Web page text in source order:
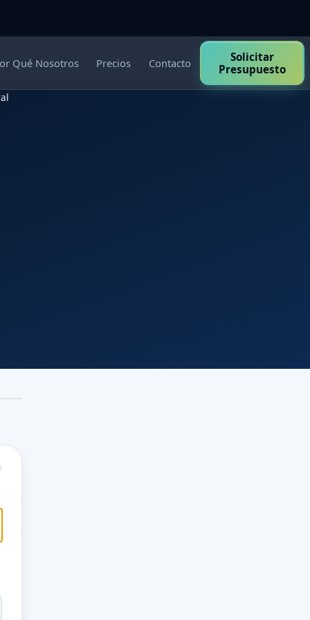
Qué Nosotros Precios Contacto
Solicitar
Presupuesto